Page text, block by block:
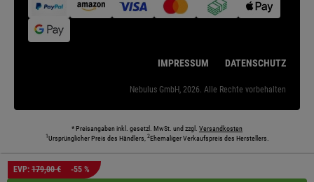
EVP: 179,00 € -55 %
IMPRESSUM DATENSCHUTZ
Nebulus GmbH, 2026. Alle Rechte vorbehalten
* Preisangaben inkl. gesetzl. MwSt. und zzgl. Versandkosten
1Ursprünglicher Preis des Händlers, 2Ehemaliger Verkaufspreis des Herstellers.
Die abgebildeten Models und Umgebungen können teilweise KI-generiert sein. Die
dargestellten Produkte entsprechen den angebotenen Artikeln.